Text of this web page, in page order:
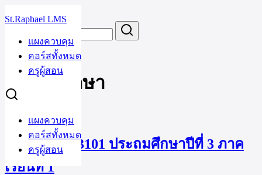
to
St.Raphael LMS
แผงควบคุม
คอร์สทั้งหมด
ครูผู้สอน
แผงควบคุม
คอร์สทั้งหมด
ครูผู้สอน
Search
ประถมศึกษา
ประถมศึกษา
สุขศึกษา พ13101 ประถมศึกษาปีที่ 3 ภาค
เรียนที่ 1